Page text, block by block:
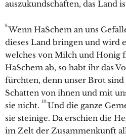
auszukundschaften, das Land
8.Wenn HaSchem an uns
dieses Land bringen und wird
welches von Milch und Honig
HaSchem ab, so habt ihr das
fürchten, denn unser Brot
Schatten von ihnen und mit
sie nicht. 10.Und die ganze
sie steinige. Da erschien die
im Zelt der Zusammenkunft